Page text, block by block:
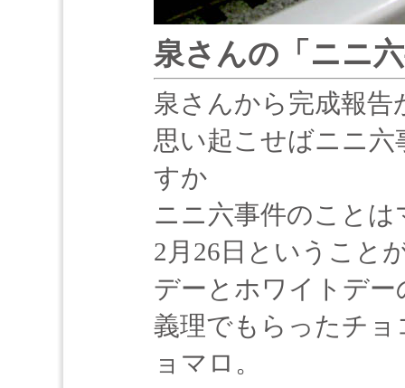
泉さんの「ニニ
泉さんから完成報告
思い起こせばニニ
すか
ニニ六事件のこと
2月26日ということ
デーとホワイトデ
義理でもらったチ
ョマロ。